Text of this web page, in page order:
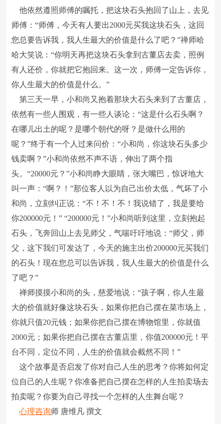
他依然遵照师傅的嘱托，把这块石头抱回了山上，去见
师傅：“师傅，今天有人要出2000元买我这块石头，这回
您总要告诉我，我人生最大的价值是什么了吧？”禅师哈
哈大笑说：“你明天再把这块石头拿到古董店去卖，照例
有人还价，你就把它抱回来。这一次，师傅一定告诉你，
你人生最大的价值是什么。”
第三天一早，小和尚又抱着那块大石头来到了古董店，
依然有一些人围观，有一些人谈论：“这是什么石头啊？
在哪儿出土的呢？是哪个朝代的呀？是做什么用的
呢？”终于有一个人过来问价：“小和尚，你这块石头多少
钱卖啊？”小和尚依然不声不语，伸出了两个指
头。“20000元？”小和尚睁大眼睛，张大嘴巴，惊讶地大
叫一声：“啊？！”那位客人以为自己出价太低，气坏了小
和尚，立刻纠正说：“不！不！不！我说错了，我是要给
你200000元！” “200000元！”小和尚听到这里，立刻抱起
石头，飞奔回山上去见师父，气喘吁吁地说：“师父，师
父，这下我们可发达了，今天的施主出价200000元买我们
的石头！现在您总可以告诉我，我人生最大的价值是什么
了吧？”
禅师摸摸小和尚的头，慈爱地说：“孩子啊，你人生最
大的价值就好像这块石头，如果你把自己摆在菜市场上，
你就只值20元钱；如果你把自己摆在博物馆里，你就值
2000元；如果你把自己摆在古董店里，你值200000元！平
台不同，定位不同，人生的价值就会截然不同！”
这个故事是否启发了你对自己人生的思考？你将如何定
位自己的人生呢？你准备把自己摆在怎样的人生拍卖场去
拍卖呢？你要为自己寻找一个怎样的人生舞台呢？
心理咨询师 唐维凡 撰文